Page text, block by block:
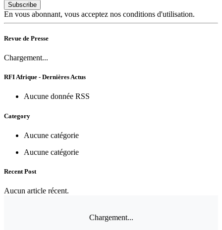
Subscribe
En vous abonnant, vous acceptez nos conditions d'utilisation.
Revue de Presse
Chargement...
RFI Afrique - Dernières Actus
Aucune donnée RSS
Category
Aucune catégorie
Aucune catégorie
Recent Post
Aucun article récent.
Chargement...